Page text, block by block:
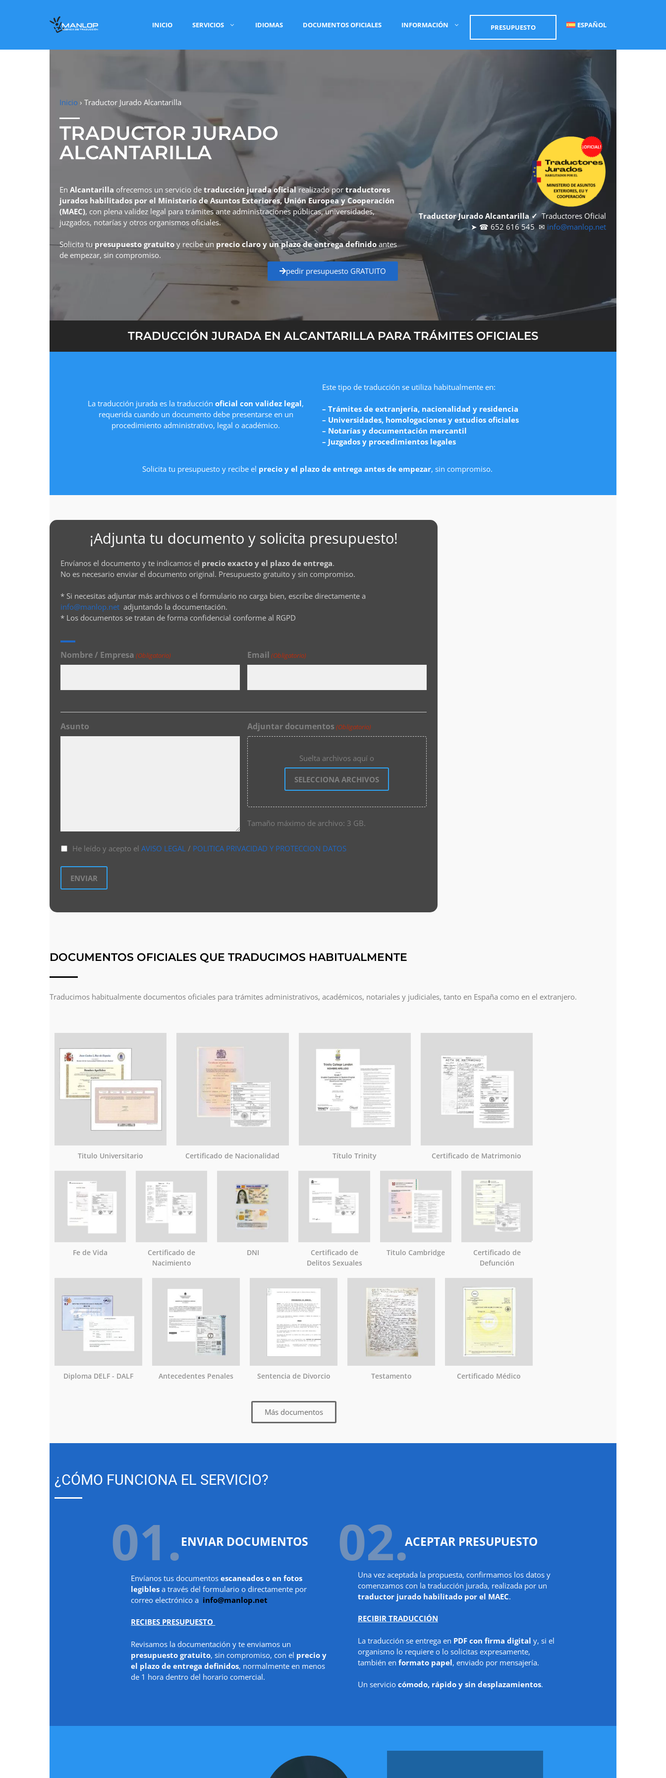
INICIO SERVICIOS IDIOMAS DOCUMENTOS OFICIALES INFORMACIÓN PRESUPUESTO ESPAÑOL
Inicio › Traductor Jurado Alcantarilla
TRADUCTOR JURADO
ALCANTARILLA
En Alcantarilla ofrecemos un servicio de traducción jurada oficialrealizado por traductores
jurados habilitados por el Ministerio de Asuntos Exteriores, Unión Europea y Cooperación
(MAEC), con plena validez legal para trámites ante administraciones públicas, universidades,
juzgados, notarías y otros organismos oficiales.
Solicita tupresupuesto gratuito y recibe un precio claro y un plazo de entrega definido antes
de empezar, sin compromiso.
pedir presupuesto GRATUITO
Traductor Jurado Alcantarilla ✓Traductores Oficial
➤ ☎ 652 616 545 ✉ info@manlop.net
TRADUCCIÓN JURADA EN ALCANTARILLA PARA TRÁMITES OFICIALES
La traducción jurada es la traducción oficial con validez legal,
requerida cuando un documento debe presentarse en un
procedimiento administrativo, legal o académico.
Este tipo de traducción se utiliza habitualmente en:
– Trámites de extranjería, nacionalidad y residencia
– Universidades, homologaciones y estudios oficiales
– Notarías y documentación mercantil
– Juzgados y procedimientos legales
Solicita tu presupuesto y recibe el precio y el plazo de entrega antes de empezar, sin compromiso.
¡Adjunta tu documento y solicita presupuesto!
Envíanos el documento y te indicamos el precio exacto y el plazo de entrega.
No es necesario enviar el documento original. Presupuesto gratuito y sin compromiso.
* Si necesitas adjuntar más archivos o el formulario no carga bien, escribe directamente a
info@manlop.net adjuntando la documentación.
* Los documentos se tratan de forma confidencial conforme al RGPD
Nombre / Empresa (Obligatorio) Email (Obligatorio)
Asunto Adjuntar documentos (Obligatorio)
Suelta archivos aquí o
SELECCIONA ARCHIVOS
Tamaño máximo de archivo: 3 GB.
He leído y acepto el AVISO LEGAL/ POLITICA PRIVACIDAD Y PROTECCION DATOS
DOCUMENTOS OFICIALES QUE TRADUCIMOS HABITUALMENTE
Traducimos habitualmente documentos oficiales para trámites administrativos, académicos, notariales y judiciales, tanto en España como en el extranjero.
Titulo Universitario Certificado de Nacionalidad Título Trinity Certificado de Matrimonio
Fe de Vida
Certificado de
Nacimiento
DNI
Certificado de
Delitos Sexuales
Titulo Cambridge
Certificado de
Defunción
Diploma DELF - DALF Antecedentes Penales Sentencia de Divorcio Testamento Certificado Médico
Más documentos
¿CÓMO FUNCIONA EL SERVICIO?
01.ENVIAR DOCUMENTOS
Envíanos tus documentosescaneados o en fotos
legibles a través del formulario o directamente por
correo electrónico a info@manlop.net
RECIBES PRESUPUESTO
Revisamos la documentación y te enviamos un
presupuesto gratuito, sin compromiso, con el precio y
el plazo de entrega definidos, normalmente en menos
de 1 hora dentro del horario comercial.
02.ACEPTAR PRESUPUESTO
Una vez aceptada la propuesta, confirmamos los datos y
comenzamos con la traducción jurada, realizada por un
traductor jurado habilitado por el MAEC.
RECIBIR TRADUCCIÓN
La traducción se entrega en PDF con firma digital y, si el
organismo lo requiere o lo solicitas expresamente,
también en formato papel, enviado por mensajería.
Un servicio cómodo, rápido y sin desplazamientos.